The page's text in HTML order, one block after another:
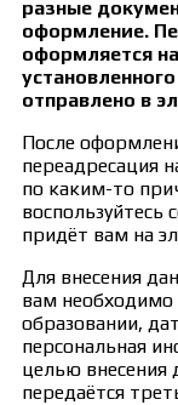
разные
оформление.
оформляется
отправлено в
После
переадресация
по каким-то
воспользуйтесь
придёт вам на
Для внесения
вам необходимо
образовании,
персональная
целью внесения
передаётся